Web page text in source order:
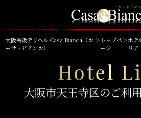
大阪高級デリヘル Casa Bianca（カ
ーサ・ビアンカ）
＞ トップペ
ージ
＞ホテ
リア
Hotel
大阪市天王寺区のご利